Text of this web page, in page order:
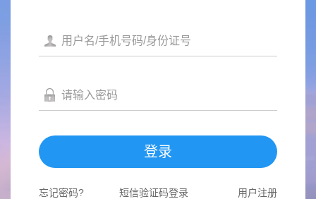
登录
短信验证码登录 用户注册
忘记密码?